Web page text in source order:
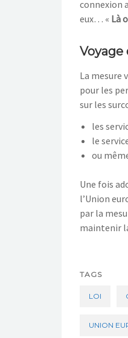
connexion
eux… « Là
La mesure
pour les
sur les
les
le
ou
Une fois
l’Union
par la
maintenir
TAGS
LOI
UNION